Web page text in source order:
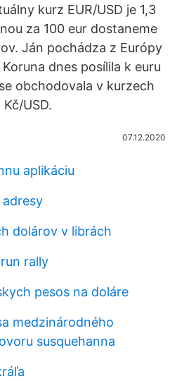
kurz EUR/USD je 1,3
za 100 eur dostaneme
Ján pochádza z Európy
dnes posílila k euru
obchodovala v kurzech
Kč/USD.
07.12.2020
aplikáciu
dolárov v librách
rally
pesos na doláre
medzinárodného
susquehanna